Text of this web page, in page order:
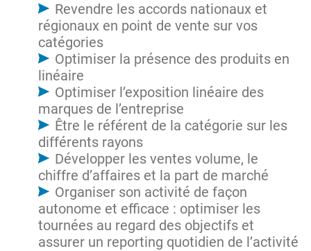
Revendre les accords nationaux et
régionaux en point de vente sur vos
catégories
Optimiser la présence des produits en
linéaire
Optimiser l’exposition linéaire des
marques de l’entreprise
Être le référent de la catégorie sur les
différents rayons
Développer les ventes volume, le
chiffre d’affaires et la part de marché
Organiser son activité de façon
autonome et efficace : optimiser les
tournées au regard des objectifs et
assurer un reporting quotidien de l’activité